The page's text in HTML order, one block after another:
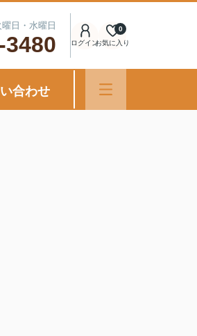
日・水曜日
3480 ログインお気に入り
0
合わせ